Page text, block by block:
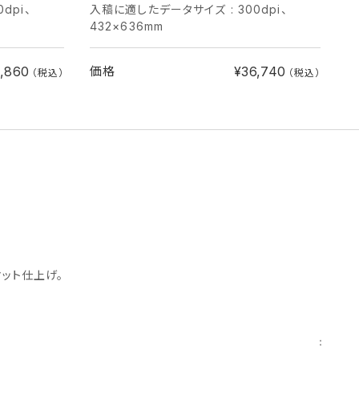
、
（税込）
入稿に適したデータサイズ : 300dpi、
432×636mm
価格 ¥36,740 （税込）
ト仕上げ。